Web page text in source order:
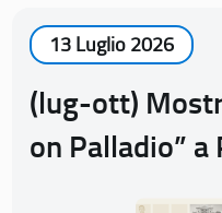
13 Luglio 2026
(lug-ott)
on Palladio” a